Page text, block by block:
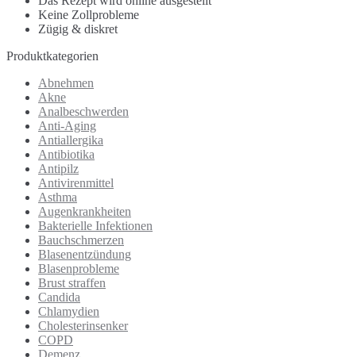
Keine Zollprobleme
Zügig & diskret
Produktkategorien
Abnehmen
Akne
Analbeschwerden
Anti-Aging
Antiallergika
Antibiotika
Antipilz
Antivirenmittel
Asthma
Augenkrankheiten
Bakterielle Infektionen
Bauchschmerzen
Blasenentzündung
Blasenprobleme
Brust straffen
Candida
Chlamydien
Cholesterinsenker
COPD
Demenz